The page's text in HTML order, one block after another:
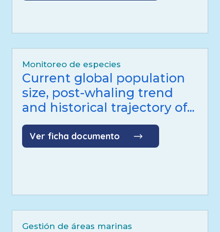
Monitoreo de especies
Current global population
size, post-whaling trend
and historical trajectory of...
Ver ficha documento
Gestión de áreas marinas